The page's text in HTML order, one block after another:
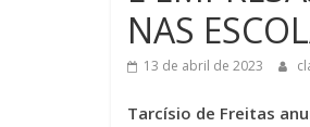
NAS
13 de abril de 2023
Tarcísio de Freitas